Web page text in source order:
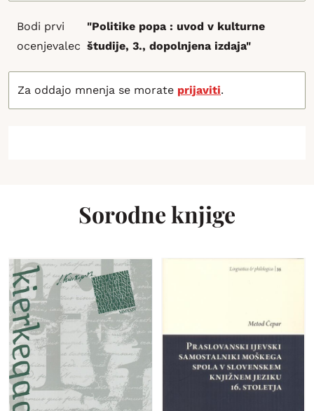
Bodi prvi
ocenjevalec
"Politike popa : uvod v kulturne
študije, 3., dopolnjena izdaja"
Za oddajo mnenja se morate prijaviti.
Sorodne knjige